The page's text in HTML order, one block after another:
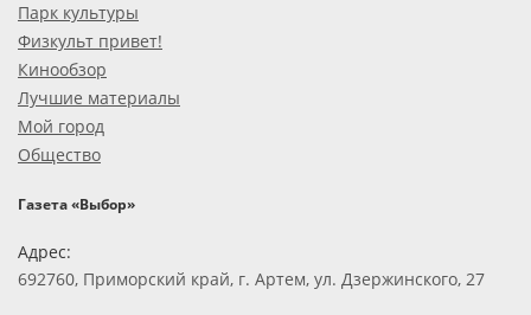
Парк культуры
Физкульт привет!
Кинообзор
Лучшие материалы
Мой город
Общество
Газета «Выбор»
Адрес:
692760, Приморский край, г. Артем, ул. Дзержинского, 27